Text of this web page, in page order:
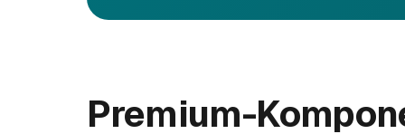
Premium-